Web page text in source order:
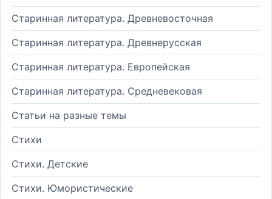
Старинная литература. Древневосточная
Старинная литература. Древнерусская
Старинная литература. Европейская
Старинная литература. Средневековая
Статьи на разные темы
Стихи
Стихи. Детские
Стихи. Юмористические